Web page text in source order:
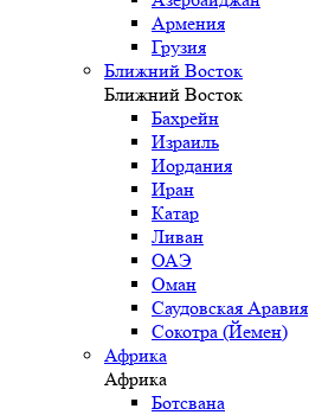
Армения
Грузия
Ближний Восток
Ближний Восток
Бахрейн
Израиль
Иордания
Иран
Катар
Ливан
ОАЭ
Оман
Саудовская Аравия
Сокотра (Йемен)
Африка
Африка
Ботсвана